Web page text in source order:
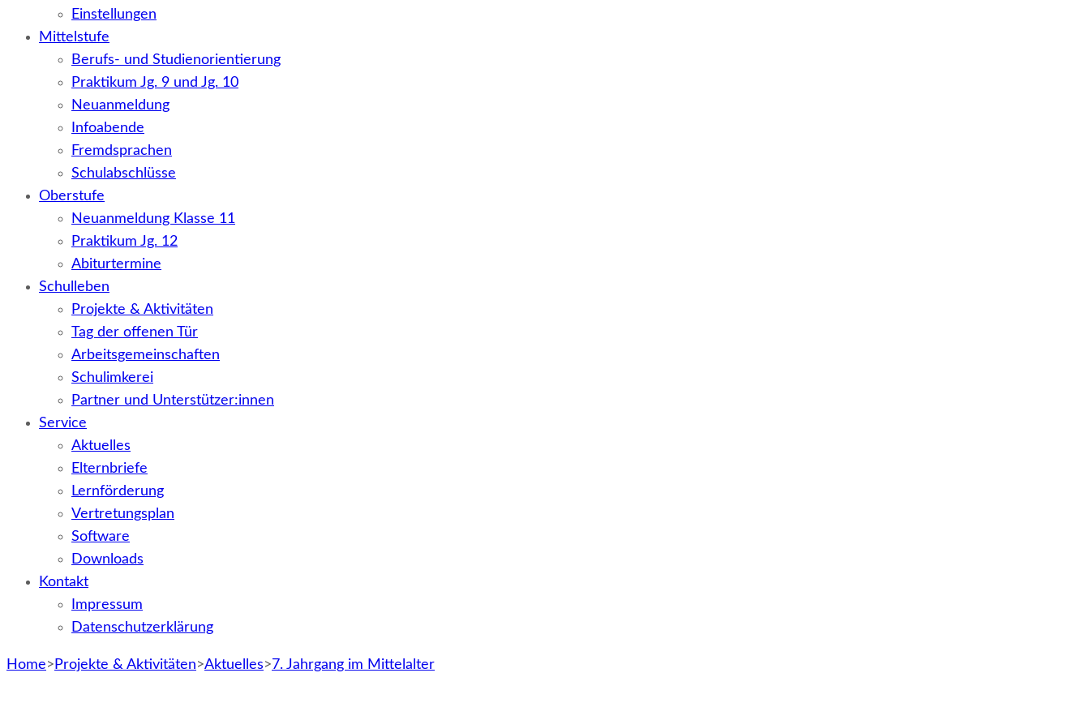
Einstellungen
Mittelstufe
Berufs- und Studienorientierung
Praktikum Jg. 9 und Jg. 10
Neuanmeldung
Infoabende
Fremdsprachen
Schulabschlüsse
Oberstufe
Neuanmeldung Klasse 11
Praktikum Jg. 12
Abiturtermine
Schulleben
Projekte & Aktivitäten
Tag der offenen Tür
Arbeitsgemeinschaften
Schulimkerei
Partner und Unterstützer:innen
Service
Aktuelles
Elternbriefe
Lernförderung
Vertretungsplan
Software
Downloads
Kontakt
Impressum
Datenschutzerklärung
Home> Projekte & Aktivitäten>Aktuelles>7. Jahrgang im Mittelalter